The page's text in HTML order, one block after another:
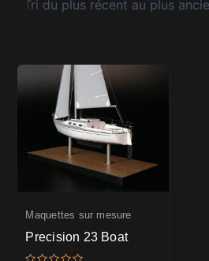
Maquettes sur mesure
Precision 23 Boat